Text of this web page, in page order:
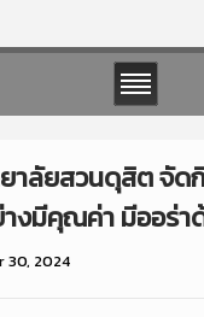
ลัยสวนดุสิต จัด
างมีคุณค่า มีออ
30, 2024